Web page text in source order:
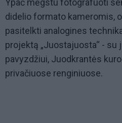
Ypač mėgstu fotografuoti
didelio formato kameromis,
pasitelkti analogines
projektą „Juostajuosta“ - su
pavyzdžiui, Juodkrantės
privačiuose renginiuose.